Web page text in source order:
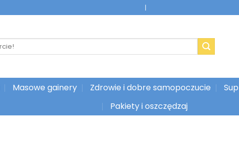
|
Masowe gainery Zdrowie i dobre samopoczucie
Pakiety i oszczędzaj